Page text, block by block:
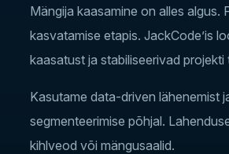
Mängija kaasamine on alles
kasvatamise etapis. JackCode’is
kaasatust ja stabiliseerivad
Kasutame data-driven lähenemist
segmenteerimise põhjal.
kihlveod või mängusaalid.